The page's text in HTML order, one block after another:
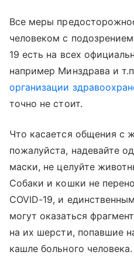
Все меры
человеком с
19 есть на всех
например Минздрава и
организации
точно не стоит.
Что касается общения с
пожалуйста, надевайте
маски, не целуйте
Собаки и кошки не
COVID-19, и
могут оказаться
на их шерсти, попавшие
кашле больного человека.